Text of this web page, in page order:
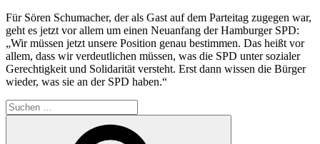
Für Sören Schumacher, der als Gast auf dem Parteitag zugegen war,
geht es jetzt vor allem um einen Neuanfang der Hamburger SPD:
„Wir müssen jetzt unsere Position genau bestimmen. Das heißt vor
allem, dass wir verdeutlichen müssen, was die SPD unter sozialer
Gerechtigkeit und Solidarität versteht. Erst dann wissen die Bürger
wieder, was sie an der SPD haben.“
Suchen
nach: